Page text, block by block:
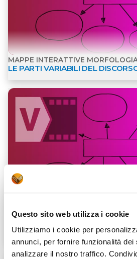
Questo sito web utilizza i cookie
Utilizziamo i cookie per
annunci, per fornire funzionalità dei
analizzare il nostro traffico.
MAPPE INTERATTIVE
LE PARTI VARIABILI DEL
MORFOLOGIA
LE PARTI VARIABILI DEL DISCORSO
Apri dettagli Materiali per
Apri dettagli Mappe